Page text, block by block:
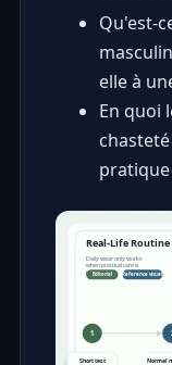
Qu'est-
elle à
En quoi
pratique